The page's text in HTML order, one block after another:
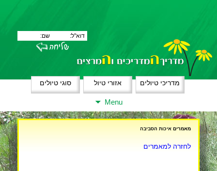
מדריכי טיולים אזורי טיול סוגי טיולים
Menu
content
מאמרים איכות הסביבה
לחזרה למאמרים